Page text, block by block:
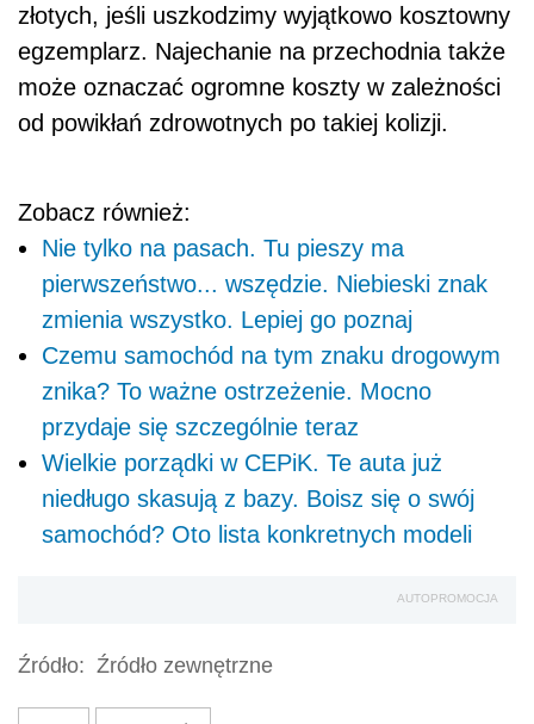
złotych, jeśli uszkodzimy wyjątkowo kosztowny
egzemplarz. Najechanie na przechodnia także
może oznaczać ogromne koszty w zależności
od powikłań zdrowotnych po takiej kolizji.
Zobacz również:
Nie tylko na pasach. Tu pieszy ma
pierwszeństwo... wszędzie. Niebieski znak
zmienia wszystko. Lepiej go poznaj
Czemu samochód na tym znaku drogowym
znika? To ważne ostrzeżenie. Mocno
przydaje się szczególnie teraz
Wielkie porządki w CEPiK. Te auta już
niedługo skasują z bazy. Boisz się o swój
samochód? Oto lista konkretnych modeli
AUTOPROMOCJA
Źródło: Źródło zewnętrzne